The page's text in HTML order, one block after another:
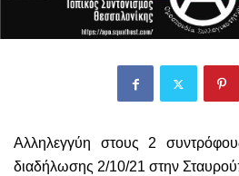
Αλληλεγγύη στους 2
διαδήλωσης 2/10/21 στην